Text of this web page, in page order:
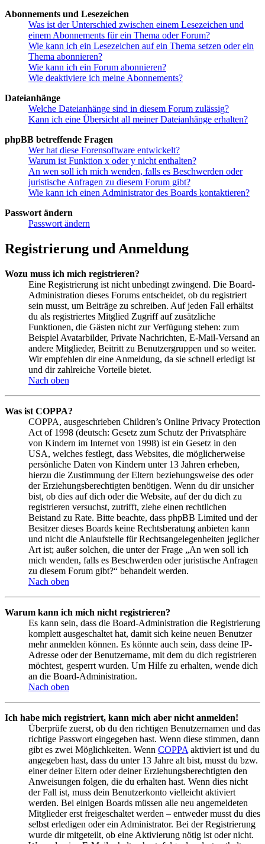
Abonnements und Lesezeichen
Was ist der Unterschied zwischen einem Lesezeichen und
einem Abonnements für ein Thema oder Forum?
Wie kann ich ein Lesezeichen auf ein Thema setzen oder ein
Thema abonnieren?
Wie kann ich ein Forum abonnieren?
Wie deaktiviere ich meine Abonnements?
Dateianhänge
Welche Dateianhänge sind in diesem Forum zulässig?
Kann ich eine Übersicht all meiner Dateianhänge erhalten?
phpBB betreffende Fragen
Wer hat diese Forensoftware entwickelt?
Warum ist Funktion x oder y nicht enthalten?
An wen soll ich mich wenden, falls es Beschwerden oder
juristische Anfragen zu diesem Forum gibt?
Wie kann ich einen Administrator des Boards kontaktieren?
Passwort ändern
Passwort ändern
Registrierung und Anmeldung
Wozu muss ich mich registrieren?
Eine Registrierung ist nicht unbedingt zwingend. Die Board-
Administration dieses Forums entscheidet, ob du registriert
sein musst, um Beiträge zu schreiben. Auf jeden Fall erhältst
du als registriertes Mitglied Zugriff auf zusätzliche
Funktionen, die Gästen nicht zur Verfügung stehen: zum
Beispiel Avatarbilder, Private Nachrichten, E-Mail-Versand an
andere Mitglieder, Beitritt zu Benutzergruppen und so weiter.
Wir empfehlen dir eine Anmeldung, da sie schnell erledigt ist
und dir zahlreiche Vorteile bietet.
Nach oben
Was ist COPPA?
COPPA, ausgeschrieben Children’s Online Privacy Protection
Act of 1998 (deutsch: Gesetz zum Schutz der Privatsphäre
von Kindern im Internet von 1998) ist ein Gesetz in den
USA, welches festlegt, dass Websites, die möglicherweise
persönliche Daten von Kindern unter 13 Jahren erheben,
hierzu die Zustimmung der Eltern beziehungsweise des oder
der Erziehungsberechtigten benötigen. Wenn du dir unsicher
bist, ob dies auf dich oder die Website, auf der du dich zu
registrieren versuchst, zutrifft, ziehe einen rechtlichen
Beistand zu Rate. Bitte beachte, dass phpBB Limited und der
Besitzer dieses Boards keine Rechtsberatung anbieten kann
und nicht die Anlaufstelle für Rechtsangelegenheiten jeglicher
Art ist; außer solchen, die unter der Frage „An wen soll ich
mich wenden, falls es Beschwerden oder juristische Anfragen
zu diesem Forum gibt?“ behandelt werden.
Nach oben
Warum kann ich mich nicht registrieren?
Es kann sein, dass die Board-Administration die Registrierung
komplett ausgeschaltet hat, damit sich keine neuen Benutzer
mehr anmelden können. Es könnte auch sein, dass deine IP-
Adresse oder der Benutzername, mit dem du dich registrieren
möchtest, gesperrt wurden. Um Hilfe zu erhalten, wende dich
an die Board-Administration.
Nach oben
Ich habe mich registriert, kann mich aber nicht anmelden!
Überprüfe zuerst, ob du den richtigen Benutzernamen und das
richtige Passwort eingegeben hast. Wenn diese stimmen, dann
gibt es zwei Möglichkeiten. Wenn COPPA aktiviert ist und du
angegeben hast, dass du unter 13 Jahre alt bist, musst du bzw.
einer deiner Eltern oder deiner Erziehungsberechtigten den
Anweisungen folgen, die du erhalten hast. Wenn dies nicht
der Fall ist, muss dein Benutzerkonto vielleicht aktiviert
werden. Bei einigen Boards müssen alle neu angemeldeten
Mitglieder erst freigeschaltet werden – entweder musst du dies
selbst erledigen oder ein Administrator. Bei der Registrierung
wurde dir mitgeteilt, ob eine Aktivierung nötig ist oder nicht.